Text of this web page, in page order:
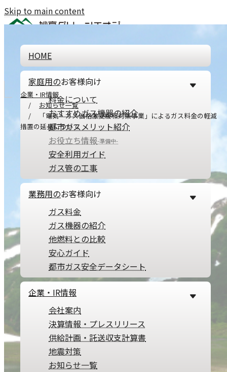
Skip to main content
リンク集 サイトポリシー 個人情報の取り扱いについて
HOME
家庭用のお客様向け
料金について
おすすめガス機器の紹介
都市ガスメリット紹介
お役立ち情報-準備中-
安全利用ガイド
ガス管の工事
業務用のお客様向け
ガス料金
ガス機器の紹介
他燃料との比較
安心ガイド
都市ガス安全データシート
企業・IR情報
会社案内
決算情報・プレスリリース
供給計画・託送収支計算書
地震対策
お知らせ一覧
企業・IR情報
お知らせ一覧
「電気・ガス価格激変緩和対策事業」によるガス料金の軽減
措置の延長について
「電気・ガス価格激変緩和対策事業」に
よるガス料金の軽減措置の延長について
2023.09.28
国の「電気・ガス価格激変緩和対策事業（以下、「本事
業」）」※に基づくガス料金の軽減措置が、2024年1月検針
分まで延長になりました。
当社は、本事業に基づき2023年2月検針分（1月検針日の
翌日から2月検針日まで）から2024年1月検針分（12月検針
日の翌日から1月検針日まで）において、国が定める値引き
単価を踏まえてガス料金を算定いたします。